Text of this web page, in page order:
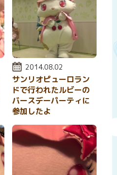
投稿日:
2014.08.02
サンリオピューロラン
ドで行われたルビーの
バースデーパーティに
参加したよ